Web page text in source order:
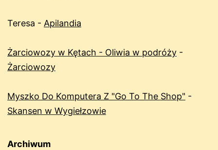
Teresa - Apilandia
Żarciowozy w Kętach - Oliwia w podróży -
Żarciowozy
Myszko Do Komputera Z "Go To The Shop" -
Skansen w Wygiełzowie
Archiwum